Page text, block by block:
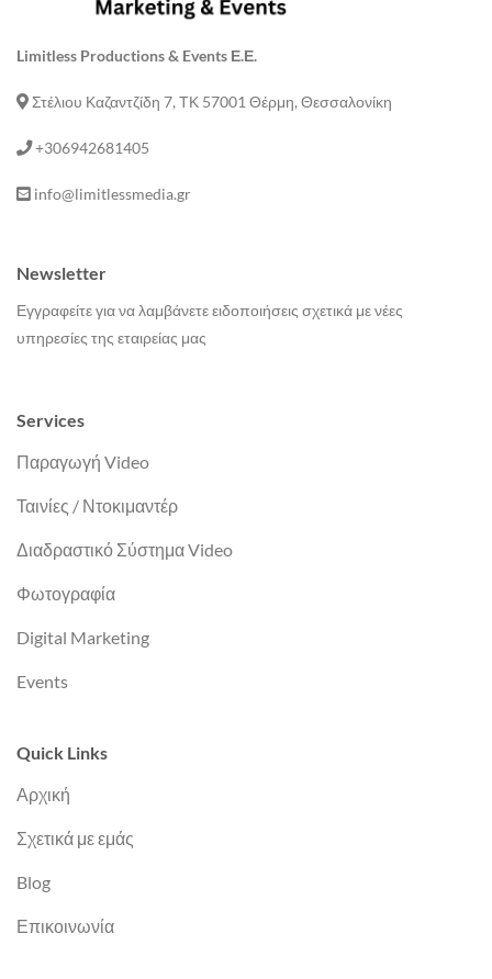
Limitless Productions & Events Ε.Ε.
Στέλιου Καζαντζίδη 7, ΤΚ 57001 Θέρμη, Θεσσαλονίκη
+306942681405
info@limitlessmedia.gr
Services
Παραγωγή Video
Ταινίες / Ντοκιμαντέρ
Διαδραστικό Σύστημα Video
Φωτογραφία
Digital Marketing
Events
Quick Links
Αρχική
Σχετικά με εμάς
Blog
Επικοινωνία
Newsletter
Εγγραφείτε για να λαμβάνετε ειδοποιήσεις σχετικά με νέες
υπηρεσίες της εταιρείας μας